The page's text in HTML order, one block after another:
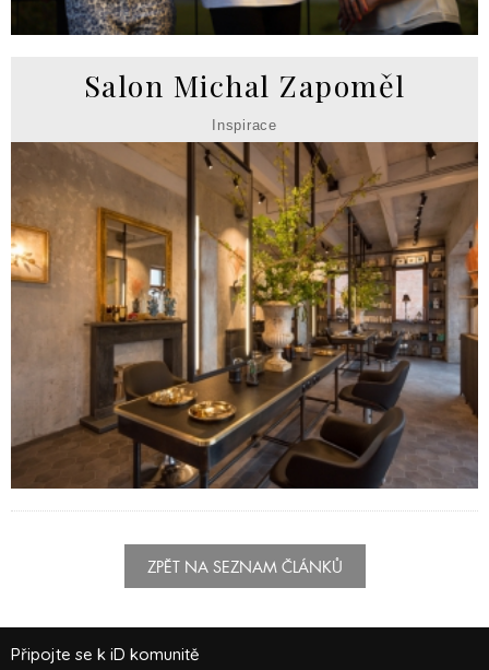
Salon Michal Zapoměl
Inspirace
ZPĚT NA SEZNAM ČLÁNKŮ
Připojte se k iD komunitě